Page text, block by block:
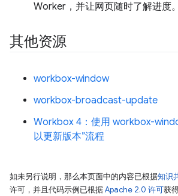
Worker，并让网页随时了解进度。
其他资源
workbox-window
workbox-broadcast-update
Workbox 4：使用 workbox-
以更新版本”流程
如未另行说明，那么本页面中的内容已根据知识
许可，并且代码示例已根据Apache 2.0 许可获